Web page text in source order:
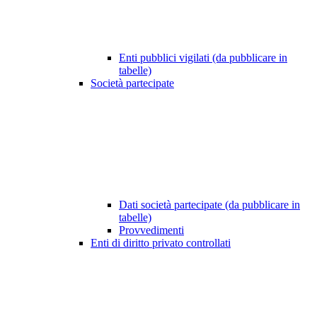
Enti pubblici vigilati (da pubblicare in
tabelle)
Società partecipate
Dati società partecipate (da pubblicare in
tabelle)
Provvedimenti
Enti di diritto privato controllati